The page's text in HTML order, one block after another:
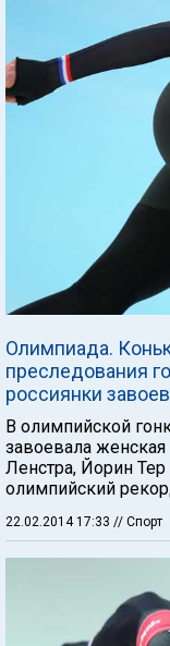
Олимпиада.
преследования
россиянки
В олимпийской
завоевала
Ленстра, Йорин
олимпийский
22.02.2014 17:33 // Спорт